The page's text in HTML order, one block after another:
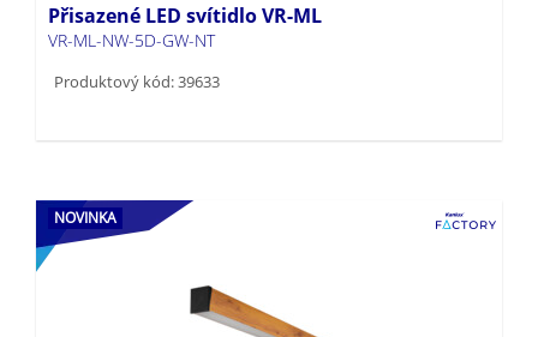
Přisazené LED svítidlo VR-ML
VR-ML-NW-5D-GW-NT
Produktový kód: 39633
NOVINKA